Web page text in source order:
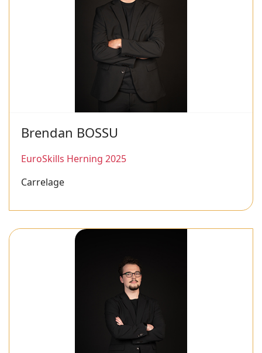
Brendan BOSSU
EuroSkills Herning 2025
Carrelage